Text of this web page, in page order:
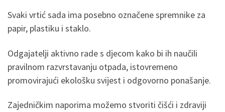
Svaki vrtić sada ima posebno označene spremnike za
papir, plastiku i staklo.
Odgajatelji aktivno rade s djecom kako bi ih naučili
pravilnom razvrstavanju otpada, istovremeno
promovirajući ekološku svijest i odgovorno ponašanje.
Zajedničkim naporima možemo stvoriti čišći i zdraviji